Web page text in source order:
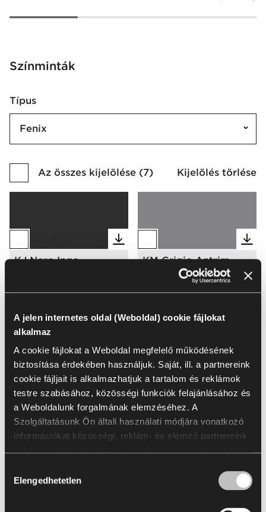
A jelen internetes oldal (Weboldal) cookie fájlokat
alkalmaz
A cookie fájlokat a Weboldal megfelelő működésének
biztosítása érdekében használjuk. Saját, ill. a partnereink
cookie fájljait is alkalmazhatjuk a tartalom és reklámok
testre szabásához, közösségi funkciók felajánlásához és
a Weboldalunk forgalmának elemzéséhez. A
Szolgáltatásunk Ön általi használati módjára vonatkozó
információkat közösségi, reklám- és elemző partnereink
szolgáltatásaik igénybevétele során szerzett egyéb
adatokkal. A statisztikai, marketing és a felhasználói
preferenciákra vonatkozó cookie fájlok használatához az
kiválasztása
Elengedhetetlen
Színminták
Típus
Fenix
Az összes kijelölése (7) Kijelölés törlése
KJ Nero Ingo KM Grigio Antrim
Lásd a teljes színminta választékot:
Go to Finishes Library
Színminta katalógus
Brochures &